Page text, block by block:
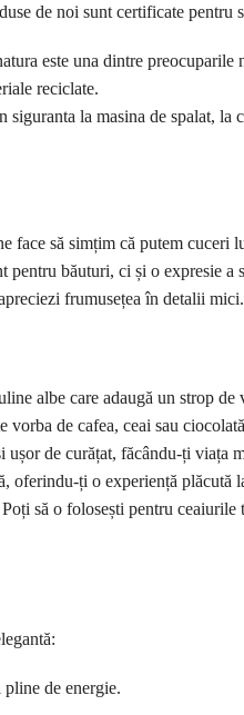
de noi sunt certificate pentru
este una dintre preocuparile
reciclate.
la masina de spalat,
să simțim că putem cuceri
băuturi, ci și o expresie
frumusețea în detalii mici.
albe care adaugă un strop de
vorba de cafea, ceai sau
ușor de curățat, făcându-ți viața
oferindu-ți o experiență plăcută
să o folosești pentru
de energie.